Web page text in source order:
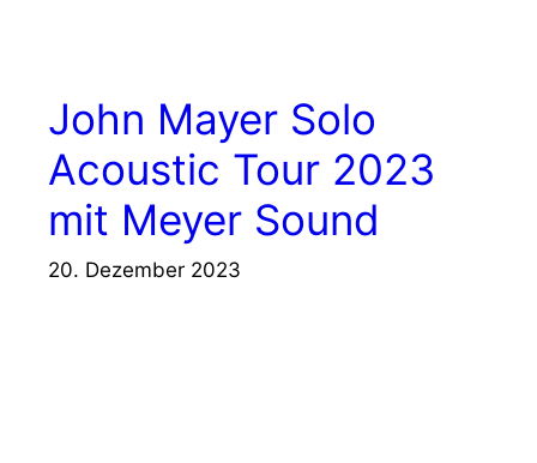
John Mayer Solo
Acoustic Tour 2023
mit Meyer Sound
20. Dezember 2023